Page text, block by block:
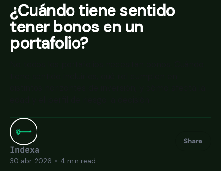
¿Cuándo tiene sentido
tener bonos en un
portafolio?
Indexa
30 abr. 2026 • 4 min read
Share